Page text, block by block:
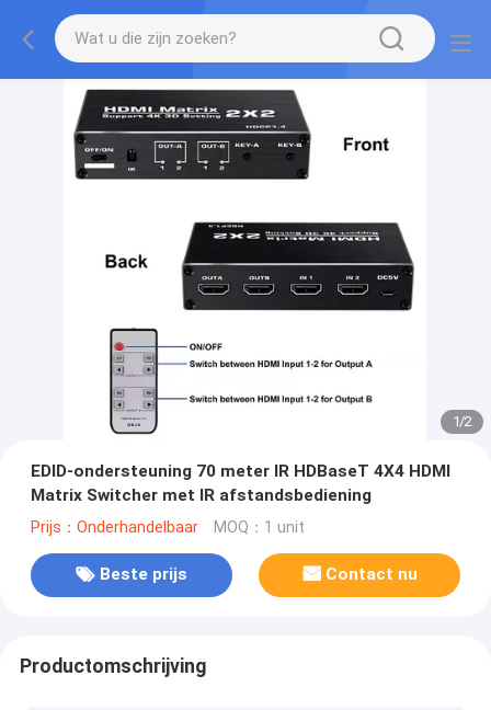
1/2
EDID-ondersteuning 70 meter IR HDBaseT 4X4 HDMI
Matrix Switcher met IR afstandsbediening
Prijs：Onderhandelbaar MOQ：1 unit
Beste prijs Contact nu
Productomschrijving